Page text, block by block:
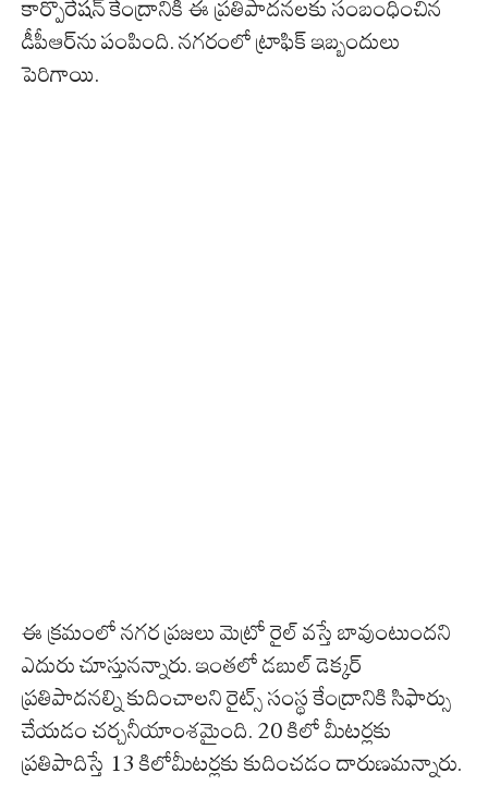
కార్పొరేషన్‌ కేంద్రానికి ఈ ప్రతిపాదనలకు సంబంధించిన
డీపీఆర్‌ను పంపింది. నగరంలో ట్రాఫిక్‌ ఇబ్బందులు
పెరిగాయి.
ఈ క్రమంలో నగర ప్రజలు మెట్రో రైల్‌ వస్తే బావుంటుందని
ఎదురు చూస్తునన్నారు. ఇంతలో డబుల్‌ డెక్కర్‌
ప్రతిపాదనల్ని కుదించాలని రైట్స్‌ సంస్థ కేంద్రానికి సిఫార్సు
చేయడం చర్చనీయాంశమైంది. 20 కిలో మీటర్లకు
ప్రతిపాదిస్తే 13 కిలోమీటర్లకు కుదించడం దారుణమన్నారు.